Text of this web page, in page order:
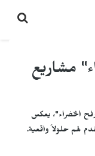
مشاريع
الخضراء"، يعكس
لهم حلولاً واقعية.